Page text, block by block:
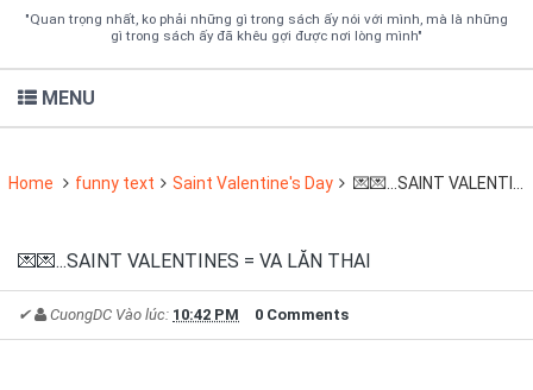
"Quan trọng nhất, ko phải những gì trong sách ấy nói với mình, mà là những
gì trong sách ấy đã khêu gợi được nơi lòng mình"
MENU
Home funny text Saint Valentine's Day 💌💌...SAINT VALENTINES = VA LĂN THAI
💌💌...SAINT VALENTINES = VA LĂN THAI
✔ CuongDC Vào lúc: 10:42 PM 0 Comments